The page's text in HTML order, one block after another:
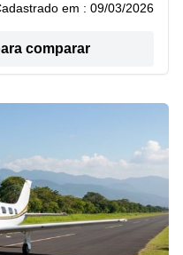
em : 09/03/2026
comparar